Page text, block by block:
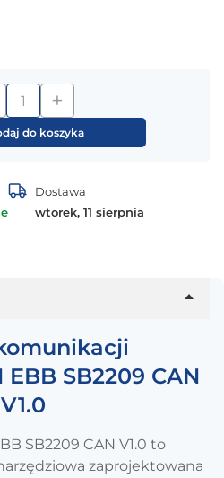
+
do koszyka
Dostawa
wtorek, 11 sierpnia
EBB SB2209 CAN
V1.0
SB2209 CAN V1.0 to
zaprojektowana